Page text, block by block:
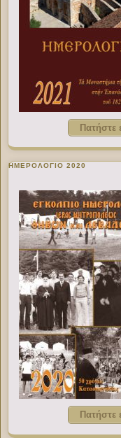
Πατήστε
ΗΜΕΡΟΛΟΓΙΟ 2020
Πατήστε